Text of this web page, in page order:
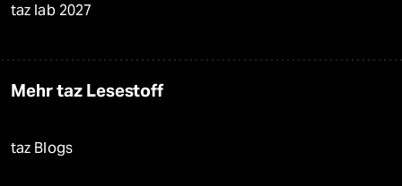
taz lab 2027
Mehr taz Lesestoff
taz Blogs